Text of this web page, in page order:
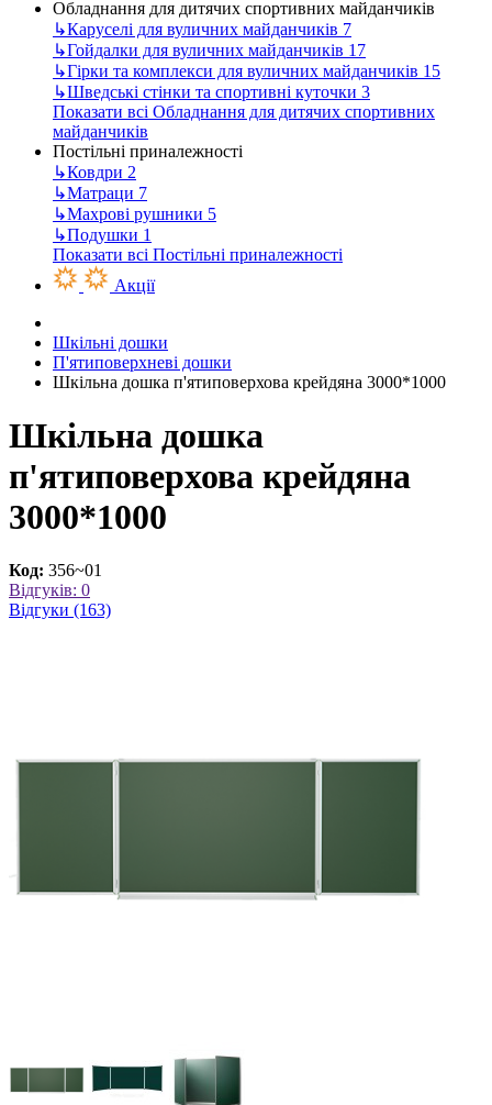
Обладнання для дитячих спортивних майданчиків
↳Каруселі для вуличних майданчиків 7
↳Гойдалки для вуличних майданчиків 17
↳Гірки та комплекси для вуличних майданчиків 15
↳Шведські стінки та спортивні куточки 3
Показати всі Обладнання для дитячих спортивних
майданчиків
Постільні приналежності
↳Ковдри 2
↳Матраци 7
↳Махрові рушники 5
↳Подушки 1
Показати всі Постільні приналежності
Акції
Шкільні дошки
П'ятиповерхневі дошки
Шкільна дошка п'ятиповерхова крейдяна 3000*1000
Шкільна дошка
п'ятиповерхова крейдяна
3000*1000
Код: 356~01
Відгуків: 0
Відгуки (163)